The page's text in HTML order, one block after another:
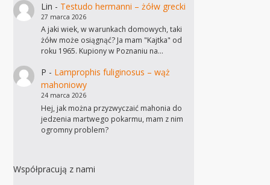
Lin - Testudo hermanni – żółw grecki
27 marca 2026
A jaki wiek, w warunkach domowych, taki
żółw może osiągnąć? Ja mam "Kajtka" od
roku 1965. Kupiony w Poznaniu na…
P - Lamprophis fuliginosus – wąż
mahoniowy
24 marca 2026
Hej, jak można przyzwyczaić mahonia do
jedzenia martwego pokarmu, mam z nim
ogromny problem?
Współpracują z nami